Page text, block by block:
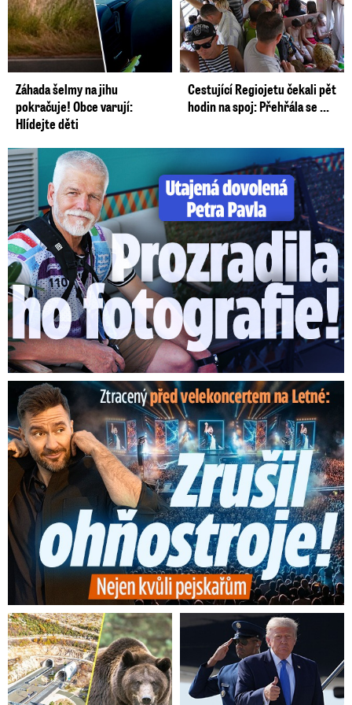
Záhada šelmy na jihu
pokračuje! Obce varují:
Hlídejte děti
Cestující Regiojetu čekali pět
hodin na spoj: Přehřála se ...
Utajená dovolená Petra Pavla: Prozradila ho fotka!
Ztracený škrtl ohňostroj na Letné! Ještě nezačal a už ...